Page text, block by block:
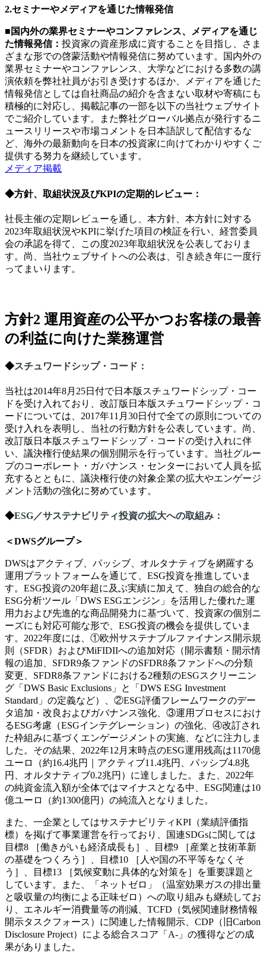
2.セミナーやメディアを通じた情報発信
■国内外の業界セミナーやコンファレンス、メディアを通じ
た情報発信： 投資家の資産形成に資することを目指し、さま
ざまな形での啓蒙活動や情報発信に努めています。国内外の
業界セミナーやコンファレンス、大学などにおける多数の講
演依頼を弊社社員がお引き受けするほか、メディアを通じた
情報発信としては自社商品の紹介を含まない取材や寄稿にも
積極的に対応し、掲載記事の一部を以下の当社ウェブサイト
でご紹介しています。また弊社グローバル拠点が発行するニ
ュースリリースや市場コメントを日本語訳して配信するな
ど、海外の最新動向を日本の投資家に向けてわかりやすくご
提供する努力を継続しています。
メディア掲載
◆方針、取組状況及びKPIの定期的レビュー ：
社長主催の定期レビューを通し、本方針、本方針に対する
2023年取組状況やKPIに挙げた項目の検証を行い、経営委員
会の承認を得て、この度2023年取組状況を公表しておりま
す。尚、当社ウェブサイトへの公表は、引き続き年に一度行
ってまいります。
方針2 運用資産の公平かつお客様の最善
の利益に向けた業務運営
◆スチュワードシップ・コード：
当社は2014年8月 25日付で日本版スチュワードシップ・コー
ドを受け入れており、改訂版日本版スチュワードシップ・コ
ードについては、 2017年11 月 30日付で全ての原則についての
受け入れを表明し、当社の行動方針を公表しています。尚、
改訂版日本版スチュワードシップ・コードの受け入れに伴
い、議決権行使結果の個別開示を行っています。当社グルー
プのコーポレート・ガバナンス・センターにおいて人員を拡
充するとともに、議決権行使の対象企業の拡大やエンゲージ
メント活動の強化に努めています。
◆ESG／サステナビリティ投資の拡大への取組み ：
＜DWSグループ＞
DWSはアクティブ、パッシブ、オルタナティブを網羅する
運用プラットフォームを通じて、ESG投資を推進していま
す。ESG投資の20年超に及ぶ実績に加えて、独自の総合的な
ESG分析ツール「DWS ESGエンジン」を活用した優れた運
用力および先進的な商品開発力に基づいて、投資家の個別ニ
ーズにも対応可能な形で、ESG投資の機会を提供していま
す。2022年度には、①欧州サステナブルファイナンス開示規
則（SFDR）およびMiFIDIIへの追加対応（開示書類・開示情
報の追加、SFDR9条ファンドのSFDR8条ファンドへの分類
変更、SFDR8条ファンドにおける2種類のESGスクリーニン
グ「DWS Basic Exclusions」と「DWS ESG Investment
Standard」の定義など）、②ESG評価フレームワークのデー
タ追加・改良およびガバナンス強化、③運用プロセスにおけ
るESG考慮（ESGインテグレーション）の強化、④改訂され
た枠組みに基づくエンゲージメントの実施、などに注力しま
した。その結果、2022年12月末時点のESG運用残高は1170億
ユーロ（約16.4兆円｜アクティブ11.4兆円、パッシブ4.8兆
円、オルタナティブ0.2兆円）に達しました。また、2022年
の純資金流入額が全体ではマイナスとなる中、ESG関連は10
億ユーロ（約1300億円）の純流入となりました。
また、一企業としてはサステナビリティKPI（業績評価指
標）を掲げて事業運営を行っており、国連SDGsに関しては
目標8 ［働きがいも経済成長も］、目標9 ［産業と技術革新
の基礎をつくろう］、目標10 ［人や国の不平等をなくそ
う］、目標13 ［気候変動に具体的な対策を］を重要課題と
しています。また、「ネットゼロ」（温室効果ガスの排出量
と吸収量の均衡による正味ゼロ）への取り組みも継続してお
り、エネルギー消費量等の削減、TCFD（気候関連財務情報
開示タスクフォース）に関連した情報開示、CDP（旧Carbon
Disclosure Project）による総合スコア「A-」の獲得などの成
果がありました。